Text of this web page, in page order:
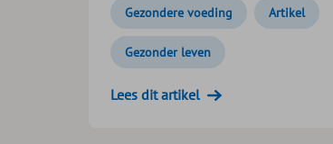
Gezondere voeding Artikel
Gezonder leven
Lees dit artikel